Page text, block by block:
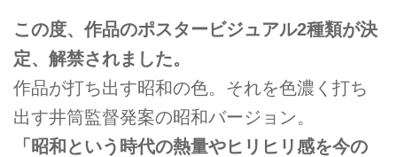
この度、作品のポスタービジュアル2種類が決
定、解禁されました。
作品が打ち出す昭和の色。それを色濃く打ち
出す井筒監督発案の昭和バージョン。
「昭和という時代の熱量やヒリヒリ感を今の